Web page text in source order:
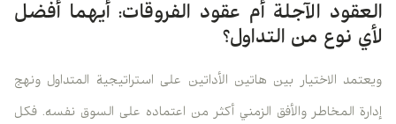
العقود الآجلة أم عقود الفروقات: أيهما أفضل
لأي نوع من التداول؟
ويعتمد الاختيار بين هاتين الأداتين على استراتيجية المتداول ونهج
إدارة المخاطر والأفق الزمني أكثر من اعتماده على السوق نفسه. فكل